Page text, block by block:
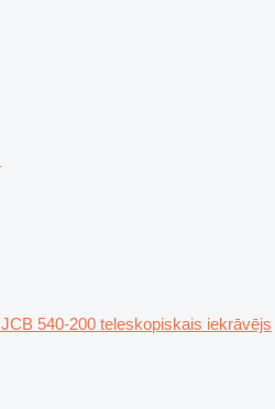
JCB 540-200 teleskopiskais iekrāvējs